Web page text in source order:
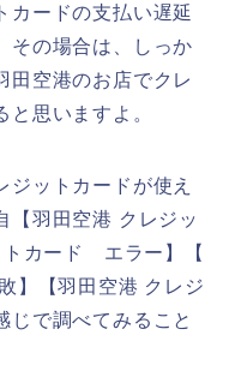
カードの支払い遅延
その場合は、しっか
田空港のお店でクレ
思いますよ。
ジットカードが使え
【羽田空港 クレジッ
トカード エラー】【
】【羽田空港 クレジ
で調べてみること